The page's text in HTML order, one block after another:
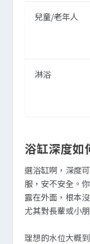
兒童/老年人
淋浴
浴缸深度如
選浴缸啊，深度
服，安不安全。
露在外面，根本
尤其對長輩或小
理想的水位大概